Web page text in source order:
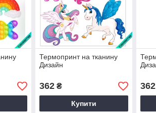
Термопринт на тканину
Дизайн
362₴
Купити
362